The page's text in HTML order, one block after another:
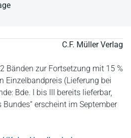
C.F. Müller Verlag
Bänden zur Fortsetzung mit 15 %
Einzelbandpreis (Lieferung bei
Bde. I bis III bereits lieferbar,
Bundes“ erscheint im September